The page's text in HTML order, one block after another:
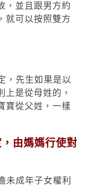
，並且跟男方約
就可以按照雙方
，先生如果是以
上是從母姓的，
寶從父姓，一樣
由媽媽行使對
成年子女權利